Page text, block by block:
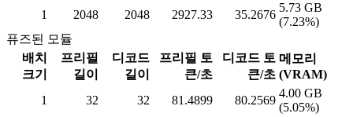
1
2048 2048 2927.33 35.2676
5.73 GB
(7.23%)
퓨즈된 모듈
배치
크기
프리필
길이
디코드
길이
프리필 토
큰/초
디코드 토
큰/초
메모리
(VRAM)
1
32 32 81.4899 80.2569
4.00 GB
(5.05%)